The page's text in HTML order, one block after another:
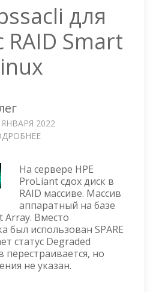
для
RAID Smart
ЯНВАРЯ 2022
HPSSACLI
ДЛЯ
РАБОТЫ
С
RAID
SMART
ARRAY
В
На сервере HPE
ProLiant сдох диск в
RAID массиве. Массив
аппаратный на базе
Array. Вместо
был использован SPARE
статус Degraded
перестраивается, но
не указан.